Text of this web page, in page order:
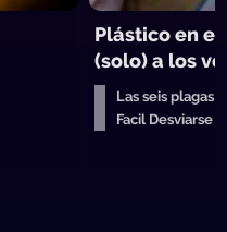
Plástico en
(solo) a los
Las seis plagas
Facil